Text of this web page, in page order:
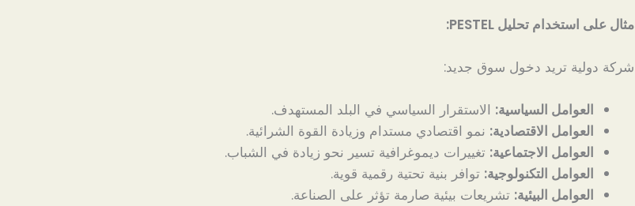
مثال على استخدام تحليل PESTEL:
شركة دولية تريد دخول سوق جديد:
العوامل السياسية: الاستقرار السياسي في البلد المستهدف.
العوامل الاقتصادية: نمو اقتصادي مستدام وزيادة القوة الشرائية.
العوامل الاجتماعية: تغييرات ديموغرافية تسير نحو زيادة في الشباب.
العوامل التكنولوجية: توافر بنية تحتية رقمية قوية.
العوامل البيئية: تشريعات بيئية صارمة تؤثر على الصناعة.